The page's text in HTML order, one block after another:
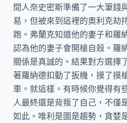
間人奈史密斯準備了一大筆錢
易，但被來到這裡的奧利克劫
跑。弗蘭克知道他的妻子和羅
認為他的妻子會開槍自殺。羅
關係是真誠的。結果對方選擇
著羅納德扣動了扳機，摸了摸
車。就這樣。有時候你覺得有
人最終還是背叛了自己，不僅
如此。唯利是圖是趨勢，貪婪